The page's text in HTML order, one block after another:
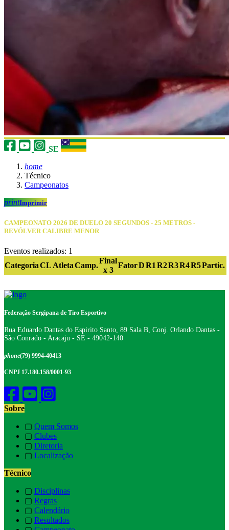
SE
home
Técnico
Campeonatos
printImprimir
CAMPEONATO 2026 DE DUELO 20 SEGUNDOS - 25 METROS -
REVÓLVER CALIBRE MENOR
Eventos realizados: 1
CategoriaCL AtletaCamp.
Final
x 3
FatorDR1 R2R3R4R5Partic.
Federação Sergipana de Tiro Esportivo
Rua Eduardo Dantas do Espirito Santo, 89 Sala B, Conj. Orlando Dantas -
São Conrado - Aracaju - SE - 49042-140
phone(79) 9994-40413
CNPJ 17.180.158/0001-93
Sobre
▢ Quem Somos
▢ Clubes
▢ Diretoria
▢ Localização
Técnico
▢ Disciplinas
▢ Regras
▢ Calendário
▢ Resultados